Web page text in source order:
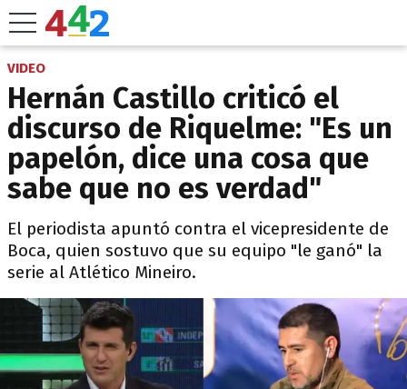
VIDEO
Hernán Castillo criticó el
discurso de Riquelme: "Es un
papelón, dice una cosa que
sabe que no es verdad"
El periodista apuntó contra el vicepresidente de
Boca, quien sostuvo que su equipo "le ganó" la
serie al Atlético Mineiro.